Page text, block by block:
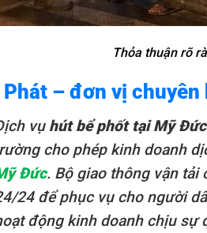
Thỏa thuận rõ
Phát – đơn vị
vụ hút bể phốt tại Mỹ Đức
cho phép kinh doanh
Đức. Bộ giao thông vận tải
24 để phục vụ cho người
động kinh doanh chịu sự